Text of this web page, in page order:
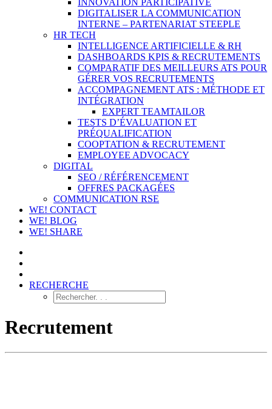
INNOVATION PARTICIPATIVE
DIGITALISER LA COMMUNICATION
INTERNE – PARTENARIAT STEEPLE
HR TECH
INTELLIGENCE ARTIFICIELLE & RH
DASHBOARDS KPIS & RECRUTEMENTS
COMPARATIF DES MEILLEURS ATS POUR
GÉRER VOS RECRUTEMENTS
ACCOMPAGNEMENT ATS : MÉTHODE ET
INTÉGRATION
EXPERT TEAMTAILOR
TESTS D’ÉVALUATION ET
PRÉQUALIFICATION
COOPTATION & RECRUTEMENT
EMPLOYEE ADVOCACY
DIGITAL
SEO / RÉFÉRENCEMENT
OFFRES PACKAGÉES
COMMUNICATION RSE
WE! CONTACT
WE! BLOG
WE! SHARE
RECHERCHE
Recrutement